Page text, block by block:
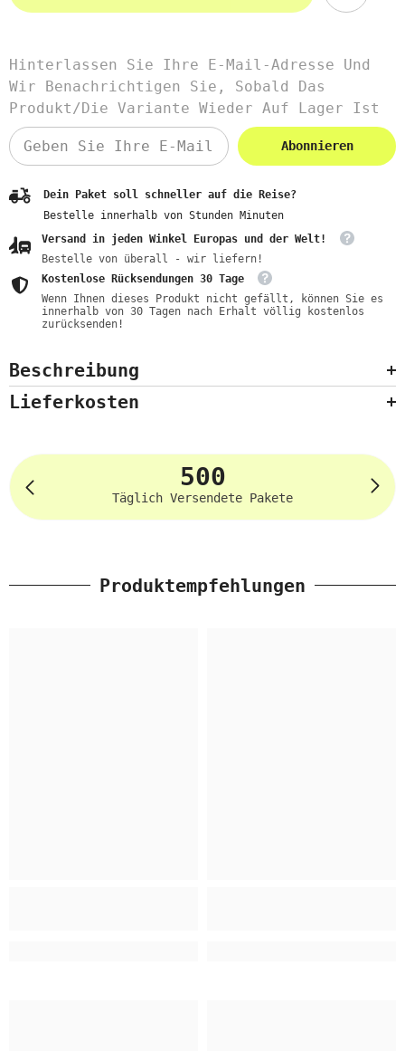
Hinterlassen Sie Ihre E-Mail-Adresse Und
Wir Benachrichtigen Sie, Sobald Das
Produkt/die Variante Wieder Auf Lager Ist
Abonnieren
Dein Paket soll schneller auf die Reise?
Bestelle innerhalb von Stunden Minuten
Versand in jeden Winkel Europas und der Welt!
Bestelle von überall - wir liefern!
Kostenlose Rücksendungen 30 Tage
Wenn Ihnen dieses Produkt nicht gefällt, können Sie es
innerhalb von 30 Tagen nach Erhalt völlig kostenlos
zurücksenden!
Beschreibung
Lieferkosten
500
Täglich Versendete Pakete
Produktempfehlungen